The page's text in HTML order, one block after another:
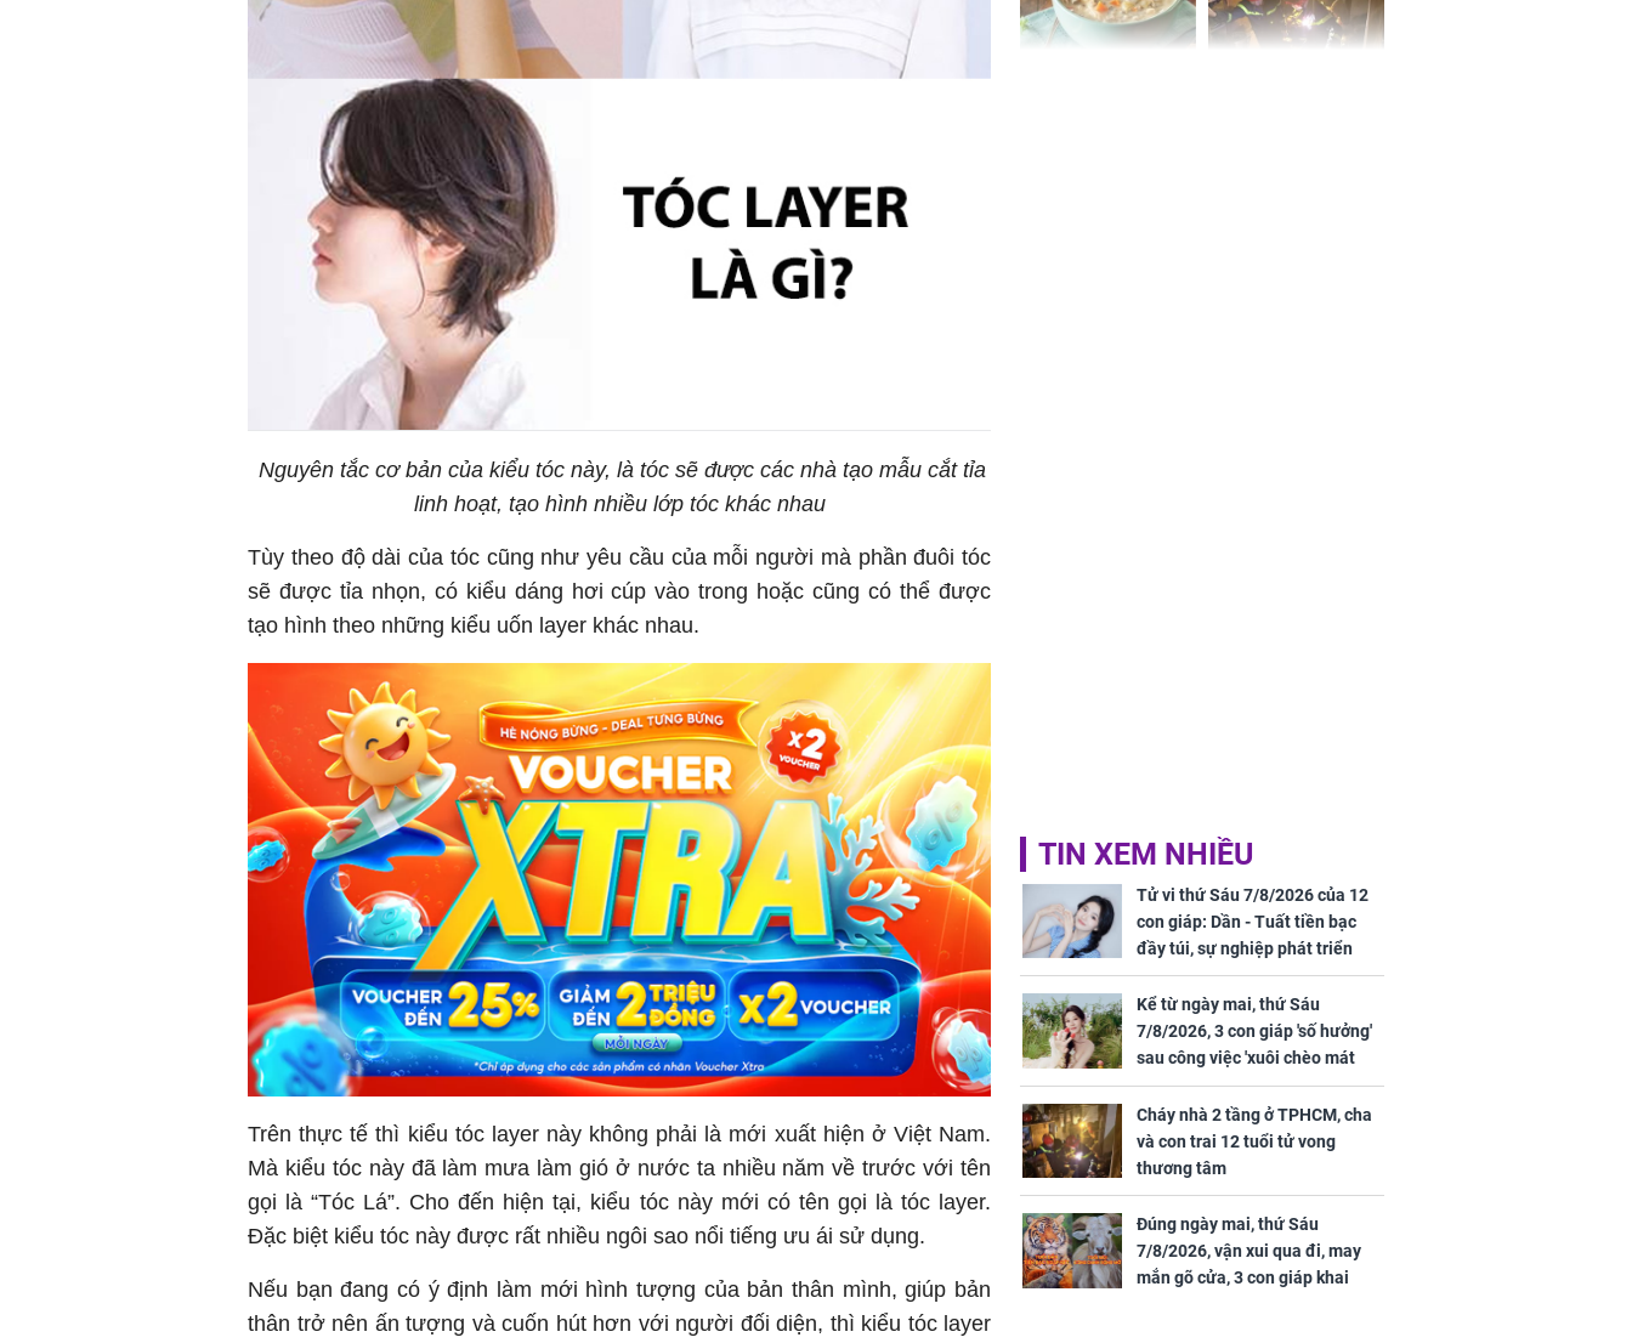
Nguyên tắc cơ bản của kiểu tóc này, là tóc sẽ được các nhà tạo mẫu cắt tỉa
linh hoạt, tạo hình nhiều lớp tóc khác nhau
Tùy theo độ dài của tóc cũng như yêu cầu của mỗi người mà phần đuôi tóc
sẽ được tỉa nhọn, có kiểu dáng hơi cúp vào trong hoặc cũng có thể được
tạo hình theo những kiểu uốn layer khác nhau.
Trên thực tế thì kiểu tóc layer này không phải là mới xuất hiện ở Việt Nam.
Mà kiểu tóc này đã làm mưa làm gió ở nước ta nhiều năm về trước với tên
gọi là “Tóc Lá”. Cho đến hiện tại, kiểu tóc này mới có tên gọi là tóc layer.
Đặc biệt kiểu tóc này được rất nhiều ngôi sao nổi tiếng ưu ái sử dụng.
Nếu bạn đang có ý định làm mới hình tượng của bản thân mình, giúp bản
thân trở nên ấn tượng và cuốn hút hơn với người đối diện, thì kiểu tóc layer
TIN XEM NHIỀU
Tử vi thứ Sáu 7/8/2026 của 12
con giáp: Dần - Tuất tiền bạc
đầy túi, sự nghiệp phát triển
hưng thịnh, Mão - Thân tài lộc
ảm đạm, mọi sự khó thành công
mỹ mãn
Kể từ ngày mai, thứ Sáu
7/8/2026, 3 con giáp 'số hưởng'
sau công việc 'xuôi chèo mát
mái', tiền tài 'thu về như nước',
tình duyên viên mãn
Cháy nhà 2 tầng ở TPHCM, cha
và con trai 12 tuổi tử vong
thương tâm
Đúng ngày mai, thứ Sáu
7/8/2026, vận xui qua đi, may
mắn gõ cửa, 3 con giáp khai